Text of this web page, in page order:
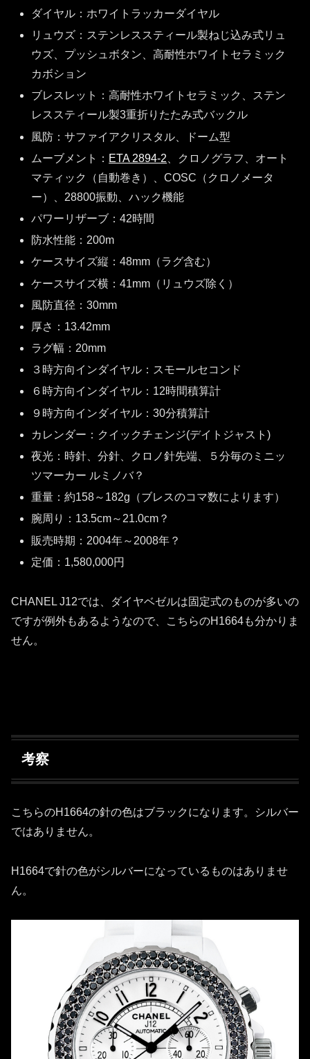
ダイヤル：ホワイトラッカーダイヤル
リュウズ：ステンレススティール製ねじ込み式リュ
ウズ、プッシュボタン、高耐性ホワイトセラミック
カボション
ブレスレット：高耐性ホワイトセラミック、ステン
レススティール製3重折りたたみ式バックル
風防：サファイアクリスタル、ドーム型
ムーブメント： ETA 2894-2 、クロノグラフ、オート
マティック（自動巻き）、COSC（クロノメータ
ー）、28800振動、ハック機能
パワーリザーブ：42時間
防水性能：200m
ケースサイズ縦：48mm（ラグ含む）
ケースサイズ横：41mm（リュウズ除く）
風防直径：30mm
厚さ：13.42mm
ラグ幅：20mm
３時方向インダイヤル：スモールセコンド
６時方向インダイヤル：12時間積算計
９時方向インダイヤル：30分積算計
カレンダー：クイックチェンジ(デイトジャスト)
夜光：時針、分針、クロノ針先端、５分毎のミニッ
ツマーカー ルミノバ？
重量：約158～182g（ブレスのコマ数によります）
腕周り：13.5cm～21.0cm？
販売時期：2004年～2008年？
定価：1,580,000円
CHANEL J12では、ダイヤベゼルは固定式のものが多いの
ですが例外もあるようなので、こちらのH1664も分かりま
せん。
考察
こちらのH1664の針の色はブラックになります。シルバー
ではありません。
H1664で針の色がシルバーになっているものはありませ
ん。